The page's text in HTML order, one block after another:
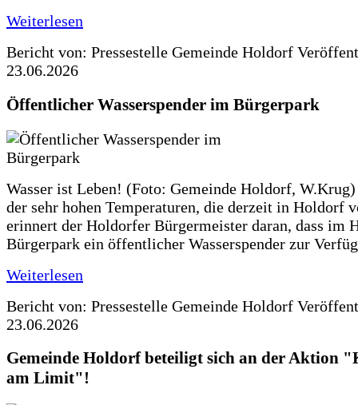
Weiterlesen
Bericht von: Pressestelle Gemeinde Holdorf
23.06.2026
Öffentlicher Wasserspender im Bürgerpark
Wasser ist Leben! (Foto: Gemeinde Holdorf,
der sehr hohen Temperaturen, die derzeit in Holdorf
erinnert der Holdorfer Bürgermeister daran, dass im
Bürgerpark ein öffentlicher Wasserspender zur
Weiterlesen
Bericht von: Pressestelle Gemeinde Holdorf
23.06.2026
Gemeinde Holdorf beteiligt sich an der Aktion
am Limit"!